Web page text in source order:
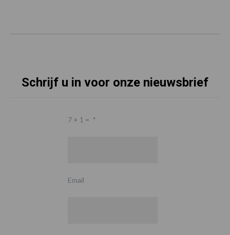
Schrijf u in voor onze nieuwsbrief
7 + 1 = *
Email